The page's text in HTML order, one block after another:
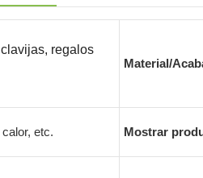
regalos
Material/
etc. Mostrar